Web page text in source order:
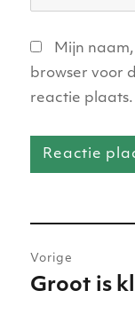
Mijn
browser voor
reactie plaats.
navigatie
Vorige
Vorig
Groot is